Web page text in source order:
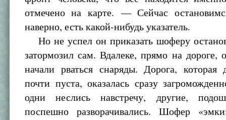
отмечено на карте. — Сейчас
наверно, есть какой-нибудь указатель.
Но не успел он приказать шоферу
затормозил сам. Вдалеке, прямо на дороге,
начали рваться снаряды. Дорога, которая
почти пуста, оказалась сразу
одни неслись навстречу, другие,
поспешно разворачивались. Шофер